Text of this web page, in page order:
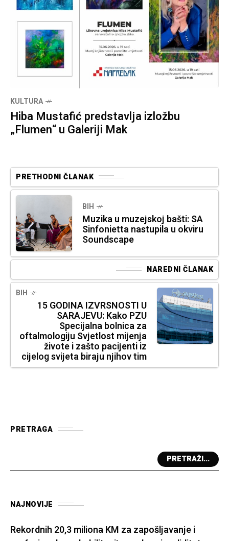
KULTURA
Hiba Mustafić predstavlja izložbu
„Flumen“ u Galeriji Mak
PRETHODNI ČLANAK
BIH
Muzika u muzejskoj bašti: SA
Sinfonietta nastupila u okviru
Soundscape
NAREDNI ČLANAK
BIH
15 GODINA IZVRSNOSTI U
SARAJEVU: Kako PZU
Specijalna bolnica za
oftalmologiju Svjetlost mijenja
živote i zašto pacijenti iz
cijelog svijeta biraju njihov tim
PRETRAGA
PRETRAŽI...
NAJNOVIJE
Rekordnih 20,3 miliona KM za zapošljavanje i